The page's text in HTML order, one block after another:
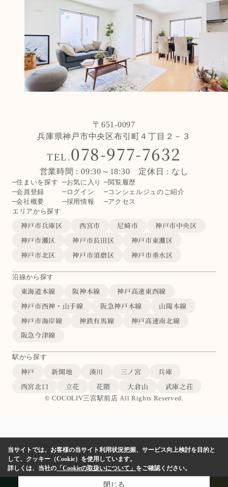
〒651-0097
兵庫県神戸市中央区布引町４丁目２－３
TEL.078-977-7632
営業時間 : 09:30～18:30 定休日 : なし
住まいを探す お気に入り
閲覧履歴
会員登録
ログイン
コンシェルジュのご紹介
会社概要
採用情報
アクセス
エリアから探す
神戸市兵庫区 西宮市 尼崎市
神戸市中央区
神戸市灘区
神戸市長田区
神戸市東灘区
神戸市北区
神戸市須磨区 神戸市垂水区
沿線から探す
東海道本線 阪神本線
神戸高速東西線
神戸市西神・山手線
阪急神戸本線
山陽本線
神戸市海岸線
神鉄有馬線
神戸高速南北線
阪急今津線
駅から探す
神戸 新開地 湊川 三ノ宮
兵庫
西宮北口
立花 花隈 大倉山 武庫之荘
© COCOLIV三宮駅前店 All Rights Reserved.
当サイトでは、お客様の当サイト利用状況把握、サービス向上検討を目的と
して、クッキー（Cookie）を使用しています。
詳しくは、当社の 「Cookieの取扱いについて」 をご確認ください。
閉じる